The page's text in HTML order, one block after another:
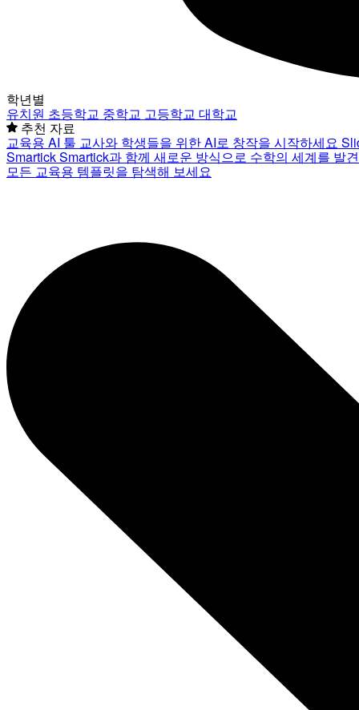
학년별
유치원 초등학교 중학교 고등학교 대학교
추천 자료
교육용 AI 툴 교사와 학생들을 위한 AI로 창작을 시작하세요
SmartickSmartick과 함께 새로운 방식으로 수학의 세계를 발
모든 교육용 템플릿을 탐색해 보세요